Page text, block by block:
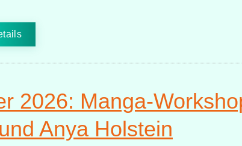
2026: Manga-
Anya Holstein